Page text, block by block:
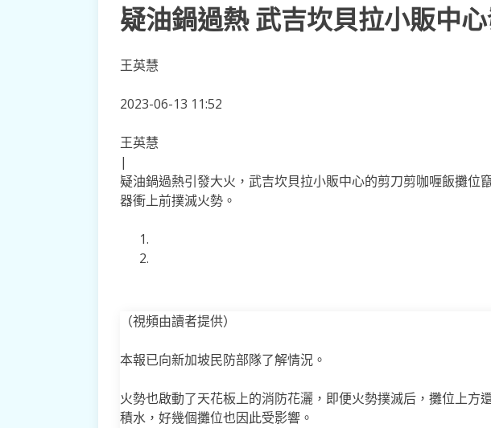
疑油鍋過熱 武吉坎貝拉小販中
王英慧
2023-06-13 11:52
王英慧
|
疑油鍋過熱引發大火，武吉坎貝拉小販中心的剪刀剪咖喱飯攤位
器衝上前撲滅火勢。
（視頻由讀者提供）
本報已向新加坡民防部隊了解情況。
火勢也啟動了天花板上的消防花灑，即便火勢撲滅后，攤位上方
積水，好幾個攤位也因此受影響。